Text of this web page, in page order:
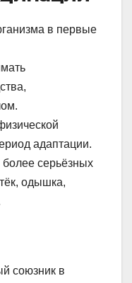
в первые
адаптации.
более серьёзных
одышка,
союзник в